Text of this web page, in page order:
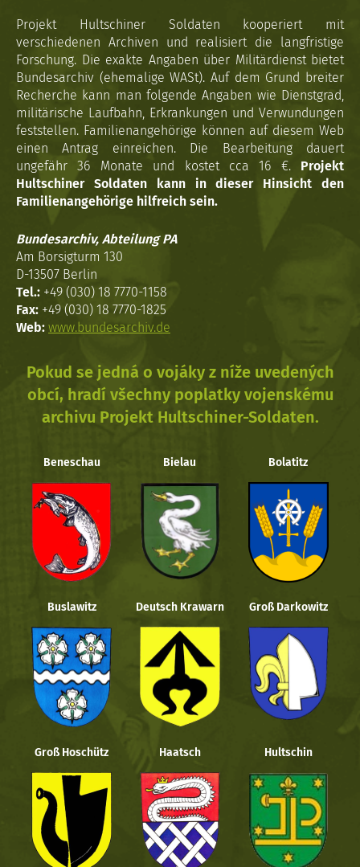
Projekt Hultschiner Soldaten kooperiert mit
verschiedenen Archiven und realisiert die langfristige
Forschung. Die exakte Angaben über Militärdienst bietet
Bundesarchiv (ehemalige WASt). Auf dem Grund breiter
Recherche kann man folgende Angaben wie Dienstgrad,
militärische Laufbahn, Erkrankungen und Verwundungen
feststellen. Familienangehörige können auf diesem Web
einen Antrag einreichen. Die Bearbeitung dauert
ungefähr 36 Monate und kostet cca 16 €. Projekt
Hultschiner Soldaten kann in dieser Hinsicht den
Familienangehörige hilfreich sein.
Bundesarchiv, Abteilung PA
Am Borsigturm 130
D-13507 Berlin
Tel.: +49 (030) 18 7770-1158
Fax: +49 (030) 18 7770-1825
Web: www.bundesarchiv.de
Pokud se jedná o vojáky z níže uvedených
obcí, hradí všechny poplatky vojenskému
archivu Projekt Hultschiner-Soldaten.
Beneschau Bielau Bolatitz
Buslawitz Deutsch Krawarn Groß Darkowitz
Groß Hoschütz Haatsch Hultschin